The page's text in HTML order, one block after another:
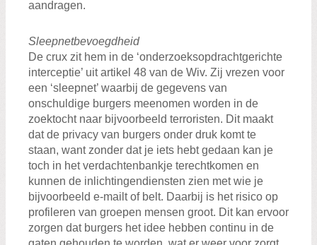
aandragen.
Sleepnetbevoegdheid
De crux zit hem in de ‘onderzoeksopdrachtgerichte
interceptie’ uit artikel 48 van de Wiv. Zij vrezen voor
een ‘sleepnet’ waarbij de gegevens van
onschuldige burgers meenomen worden in de
zoektocht naar bijvoorbeeld terroristen. Dit maakt
dat de privacy van burgers onder druk komt te
staan, want zonder dat je iets hebt gedaan kan je
toch in het verdachtenbankje terechtkomen en
kunnen de inlichtingendiensten zien met wie je
bijvoorbeeld e-mailt of belt. Daarbij is het risico op
profileren van groepen mensen groot. Dit kan ervoor
zorgen dat burgers het idee hebben continu in de